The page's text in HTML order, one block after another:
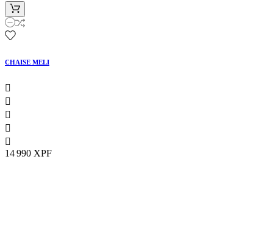
CHAISE MELI





14 990 XPF